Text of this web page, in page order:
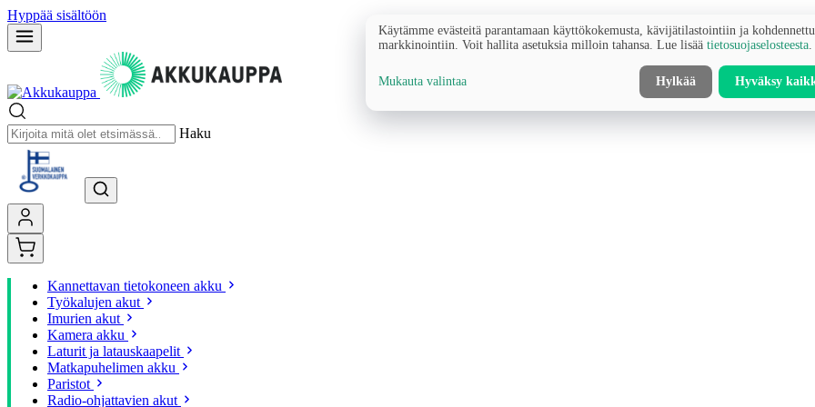
Hyppää sisältöön
Haku
Kannettavan tietokoneen akku
Työkalujen akut
Imurien akut
Kamera akku
Laturit ja latauskaapelit
Matkapuhelimen akku
Paristot
Radio-ohjattavien akut
Käytämme evästeitä parantamaan käyttökokemusta, kävijätilastointiin ja
markkinointiin. Voit hallita asetuksia milloin tahansa. Lue lisää tietosuojaselosteesta
Mukauta valintaa Hylkää Hyväksy